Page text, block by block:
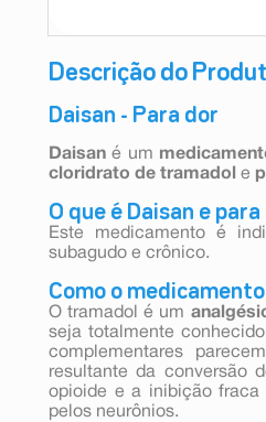
Descrição do
Daisan - Para dor
Daisan é um
cloridrato de tramadol
e
O que é Daisan e
Este medicamento é
subagudo e crônico.
Como o
O tramadol é um
seja totalmente
complementares
resultante da conversão
opioide e a inibição fraca
pelos neurônios.